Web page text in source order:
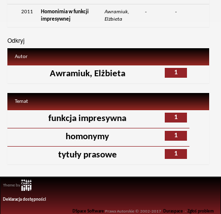
2011
Homonimia w funkcji
impresywnej
Awramiuk,
Elżbieta
- -
Odkryj
Autor
1
Awramiuk, Elżbieta
Temat
1
funkcja impresywna
1
homonymy
1
tytuły prasowe
Theme by
Deklaracja dostępności
DSpace Software Prawa Autorskie © 2002-2017 Duraspace -Zgłoś problem